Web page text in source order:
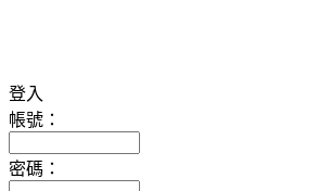
登入
帳號：
密碼：